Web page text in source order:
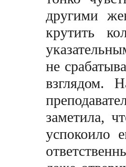
другими
крутить
не
взглядом.
заметила,
успокоилo